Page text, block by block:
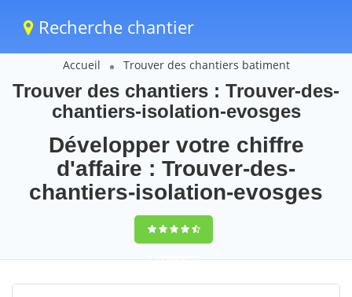
Recherche chantier
Accueil Trouver des chantiers batiment
Trouver des chantiers : Trouver-des-
chantiers-isolation-evosges
Développer votre chiffre
d'affaire : Trouver-des-
chantiers-isolation-evosges
9,5(100%)91
votes